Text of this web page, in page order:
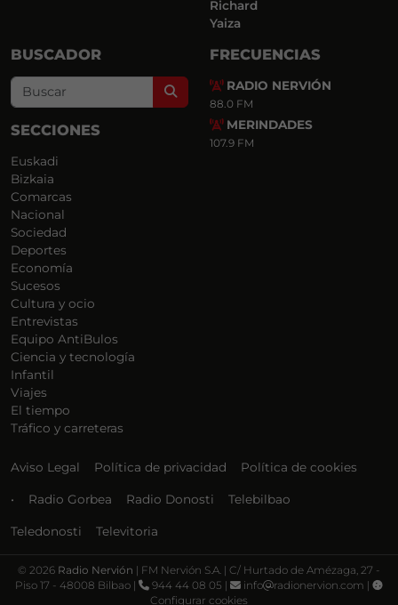
Richard
Yaiza
BUSCADOR
Search
SECCIONES
Euskadi
Bizkaia
Comarcas
Nacional
Sociedad
Deportes
Economía
Sucesos
Cultura y ocio
Entrevistas
Equipo AntiBulos
Ciencia y tecnología
Infantil
Viajes
El tiempo
Tráfico y carreteras
FRECUENCIAS
RADIO NERVIÓN
88.0 FM
MERINDADES
107.9 FM
Aviso Legal Política de privacidad Política de cookies
• Radio Gorbea Radio Donosti Telebilbao
Teledonosti Televitoria
© 2026 Radio Nervión | FM Nervión S.A. | C/ Hurtado de Amézaga, 27 -
Piso 17 - 48008 Bilbao |
944 44 08 05 | info
radionervion.com |
Configurar cookies